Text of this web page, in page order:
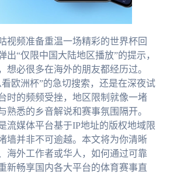
视频准备重温一场精彩的世界杯回
出“仅限中国大陆地区播放”的提示，
想必很多在海外的朋友都经历过。
欧洲杯”的急切搜索，还是在深夜试
时的频频受挫，地区限制就像一堵
熟悉的乡音解说和赛事氛围隔开。
流媒体平台基于IP地址的版权地域限
墙并非不可逾越。本文将为你清晰
海外工作者或华人，如何通过可靠
新畅享国内各大平台的体育赛事直